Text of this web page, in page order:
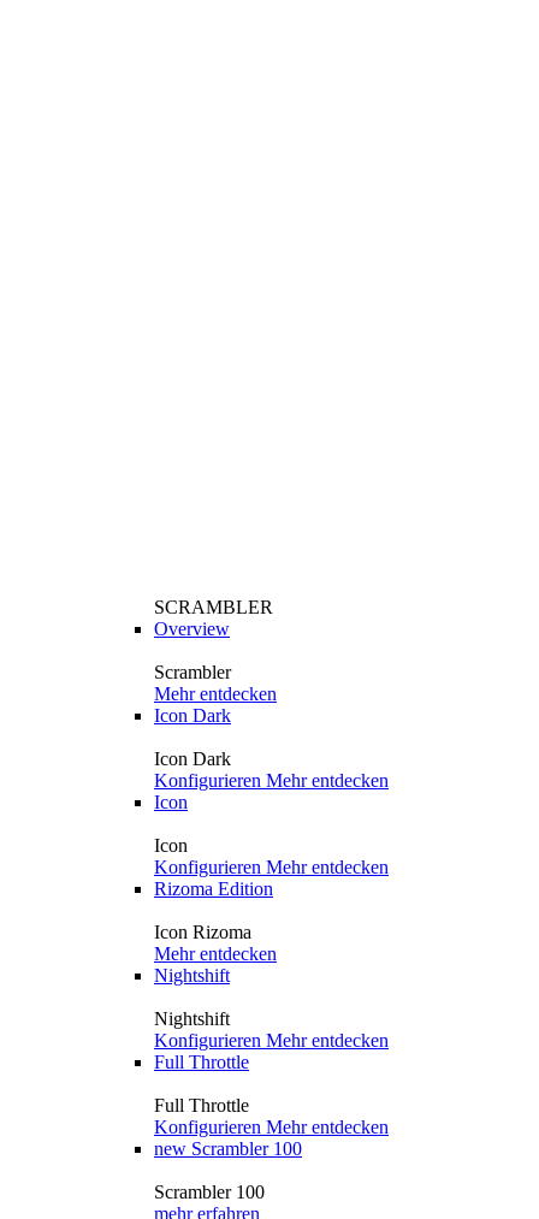
SCRAMBLER
Overview
Scrambler
Mehr entdecken
Icon Dark
Icon Dark
Konfigurieren Mehr entdecken
Icon
Icon
Konfigurieren Mehr entdecken
Rizoma Edition
Icon Rizoma
Mehr entdecken
Nightshift
Nightshift
Konfigurieren Mehr entdecken
Full Throttle
Full Throttle
Konfigurieren Mehr entdecken
new Scrambler 100
Scrambler 100
mehr erfahren